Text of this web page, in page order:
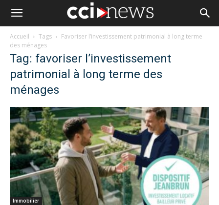
Accueil Tags
Favoriser l’investissement patrimonial à long terme
des ménages
Tag: favoriser l’investissement
patrimonial à long terme des
ménages
Immobilier